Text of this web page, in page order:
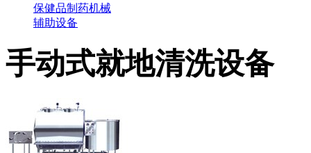
保健品制药机械
辅助设备
手动式就地清洗设备